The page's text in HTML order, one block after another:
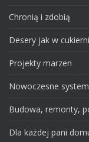
Chronią i zdobią
Desery jak w cukierni
Projekty marzen
Nowoczesne
Budowa, remonty,
Dla każdej pani